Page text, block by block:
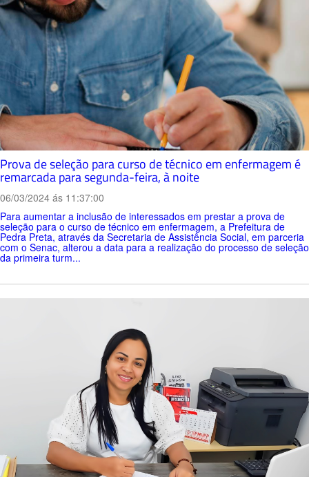
Prova de seleção para curso de técnico em enfermagem é
remarcada para segunda-feira, à noite
06/03/2024 ás 11:37:00
Para aumentar a inclusão de interessados em prestar a prova de
seleção para o curso de técnico em enfermagem, a Prefeitura de
Pedra Preta, através da Secretaria de Assistência Social, em parceria
com o Senac, alterou a data para a realização do processo de seleção
da primeira turm...